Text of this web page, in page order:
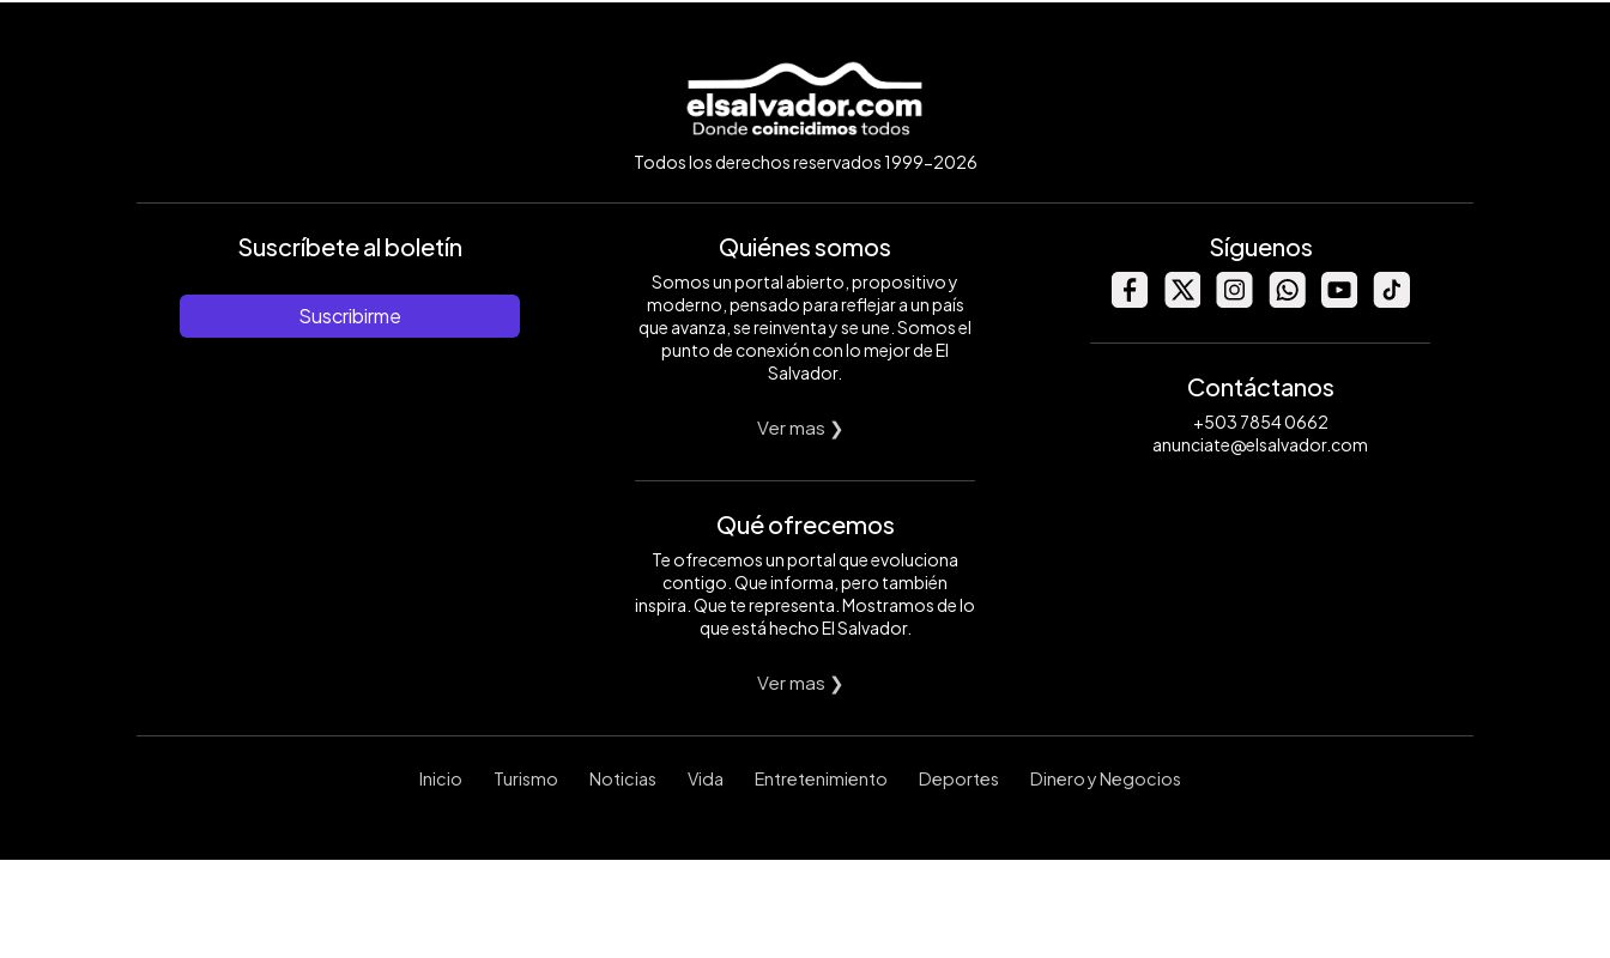
Todos los derechos reservados 1999-2026
Suscríbete al boletín
Suscribirme
Quiénes somos
Somos un portal abierto, propositivo y
moderno, pensado para reflejar a un país
que avanza, se reinventa y se une. Somos el
punto de conexión con lo mejor de El
Salvador.
Ver mas ❯
Qué ofrecemos
Te ofrecemos un portal que evoluciona
contigo. Que informa, pero también
inspira. Que te representa. Mostramos de lo
que está hecho El Salvador.
Ver mas ❯
Síguenos
Contáctanos
+503 7854 0662
anunciate@elsalvador.com
Inicio Turismo Noticias Vida Entretenimiento Deportes Dinero y Negocios